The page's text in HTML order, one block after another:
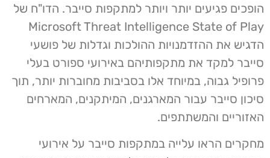
הופכים פגיעים יותר ויותר למתקפות סייבר. הדו"ח של
Microsoft Threat Intelligence State of Play
הדגיש את ההזדמנויות ההולכות וגדלות של פושעי
סייבר למקד את מתקפותיהם באירועי ספורט בעלי
פרופיל גבוה, במיוחד אלו בסביבות מחוברות יותר, תוך
סיכון סייבר עבור המארגנים, המיתקנים, המארחים
האזוריים והמשתתפים.
מחקרים הראו עלייה במתקפות סייבר על אירועי